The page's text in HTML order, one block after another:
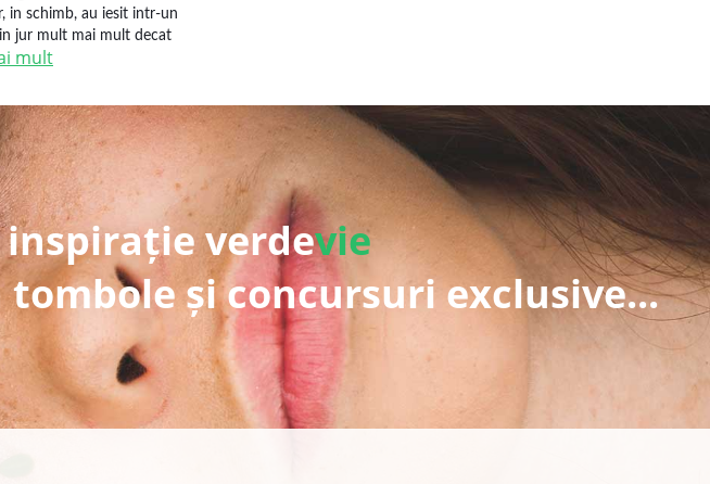
in schimb, au iesit intr-un
jur mult mai mult decat
mult
verdevie
și concursuri exclusive...